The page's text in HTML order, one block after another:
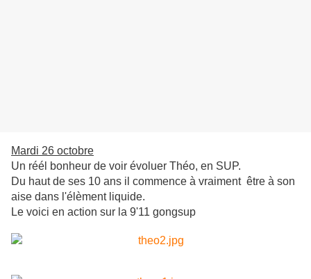
Mardi 26 octobre
Un réél bonheur de voir évoluer Théo, en SUP.
Du haut de ses 10 ans il commence à vraiment être à son
aise dans l'élèment liquide.
Le voici en action sur la 9'11 gongsup